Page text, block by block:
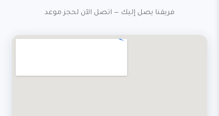
فريقنا يصل إليك — اتصل الآن لحجز موعد